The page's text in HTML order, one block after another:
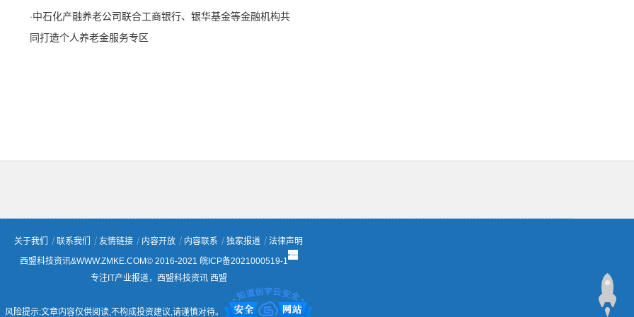
·中石化产融养老公司联合工商银行、银华基金等金融机构共
同打造个人养老金服务专区
关于我们 ┊ 联系我们 ┊ 友情链接 ┊ 内容开放 ┊ 内容联系 ┊ 独家报道 ┊ 法律声明
西盟科技资讯&WWW.ZMKE.COM© 2016-2021 皖ICP备2021000519-1
专注IT产业报道，西盟科技资讯 西盟
风险提示:文章内容仅供阅读,不构成投资建议,请谨慎对待。